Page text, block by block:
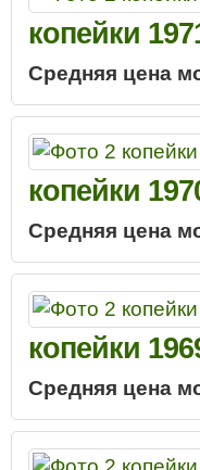
копейки
Средняя цена
копейки
Средняя цена
копейки
Средняя цена